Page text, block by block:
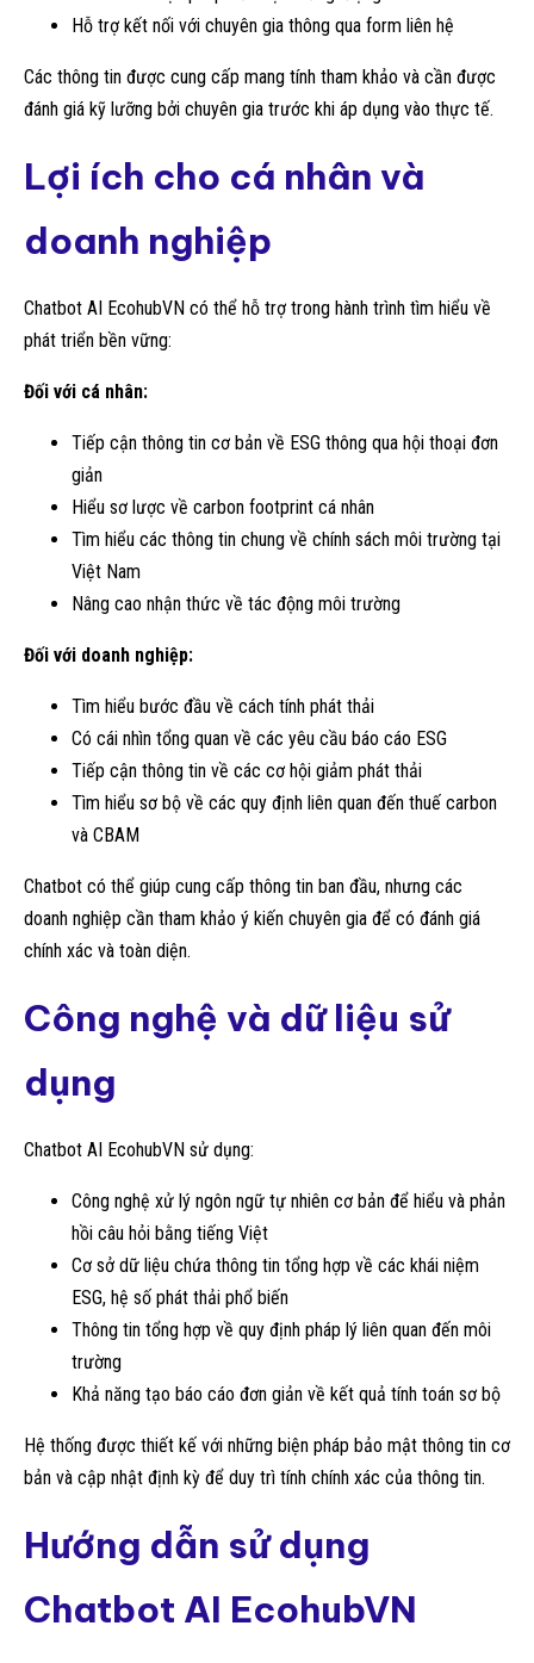
Hỗ trợ kết nối với chuyên gia thông qua form liên hệ
Các thông tin được cung cấp mang tính tham khảo và cần được
đánh giá kỹ lưỡng bởi chuyên gia trước khi áp dụng vào thực tế.
Lợi ích cho cá nhân và
doanh nghiệp
Chatbot AI EcohubVN có thể hỗ trợ trong hành trình tìm hiểu về
phát triển bền vững:
Đối với cá nhân:
Tiếp cận thông tin cơ bản về ESG thông qua hội thoại đơn
giản
Hiểu sơ lược về carbon footprint cá nhân
Tìm hiểu các thông tin chung về chính sách môi trường tại
Việt Nam
Nâng cao nhận thức về tác động môi trường
Đối với doanh nghiệp:
Tìm hiểu bước đầu về cách tính phát thải
Có cái nhìn tổng quan về các yêu cầu báo cáo ESG
Tiếp cận thông tin về các cơ hội giảm phát thải
Tìm hiểu sơ bộ về các quy định liên quan đến thuế carbon
và CBAM
Chatbot có thể giúp cung cấp thông tin ban đầu, nhưng các
doanh nghiệp cần tham khảo ý kiến chuyên gia để có đánh giá
chính xác và toàn diện.
Công nghệ và dữ liệu sử
dụng
Chatbot AI EcohubVN sử dụng:
Công nghệ xử lý ngôn ngữ tự nhiên cơ bản để hiểu và phản
hồi câu hỏi bằng tiếng Việt
Cơ sở dữ liệu chứa thông tin tổng hợp về các khái niệm
ESG, hệ số phát thải phổ biến
Thông tin tổng hợp về quy định pháp lý liên quan đến môi
trường
Khả năng tạo báo cáo đơn giản về kết quả tính toán sơ bộ
Hệ thống được thiết kế với những biện pháp bảo mật thông tin cơ
bản và cập nhật định kỳ để duy trì tính chính xác của thông tin.
Hướng dẫn sử dụng
Chatbot AI EcohubVN